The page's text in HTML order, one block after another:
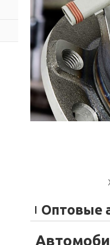
Оптовые